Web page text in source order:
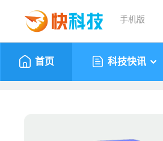
手机版
首页 科技快讯